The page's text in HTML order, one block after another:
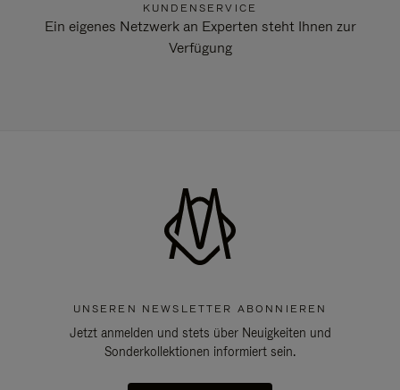
KUNDENSERVICE
Ein eigenes Netzwerk an Experten steht Ihnen zur
Verfügung
UNSEREN NEWSLETTER ABONNIEREN
Jetzt anmelden und stets über Neuigkeiten und
Sonderkollektionen informiert sein.